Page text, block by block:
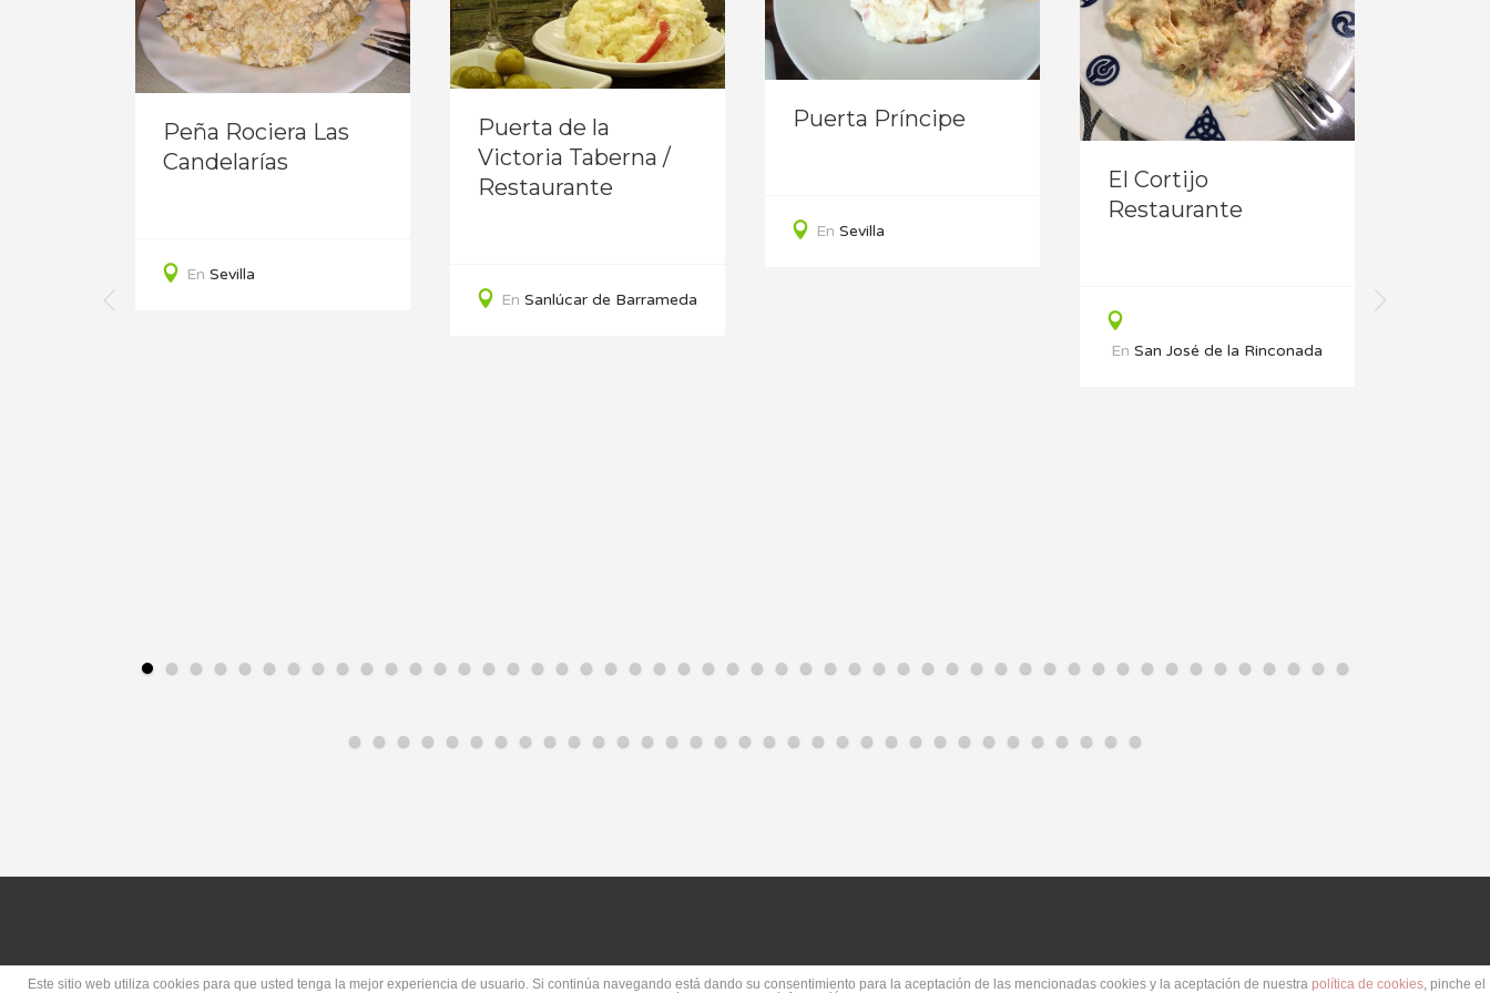
Peña Rociera Las
Candelarías
En Sevilla
Puerta de la
Victoria Taberna /
Restaurante
En Sanlúcar de Barrameda
Puerta Príncipe
En Sevilla
El Cortijo
Restaurante
En San José de la Rinconada
Este sitio web utiliza cookies para que usted tenga la mejor experiencia de usuario. Si continúa navegando está dando su consentimiento para la aceptación de las mencionadas cookies y la aceptación de nuestra política de cookies, pinche el